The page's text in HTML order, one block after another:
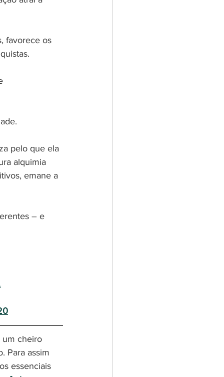
favorece os
pelo que ela
alquimia
emane a
Para assim
essenciais